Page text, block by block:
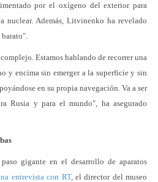
por el oxígeno del exterior para
nuclear. Además, Litvinenko ha revelado
barato".
Estamos hablando de recorrer una
y encima sin emerger a la superficie y sin
en su propia navegación. Va a ser
Rusia y para el mundo", ha asegurado
gigante en el desarrollo de aparatos
entrevista con RT, el director del museo